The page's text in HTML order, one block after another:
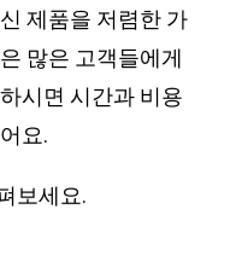
제품을 저렴한 가
많은 고객들에게
시면 시간과 비용
요.
보세요.